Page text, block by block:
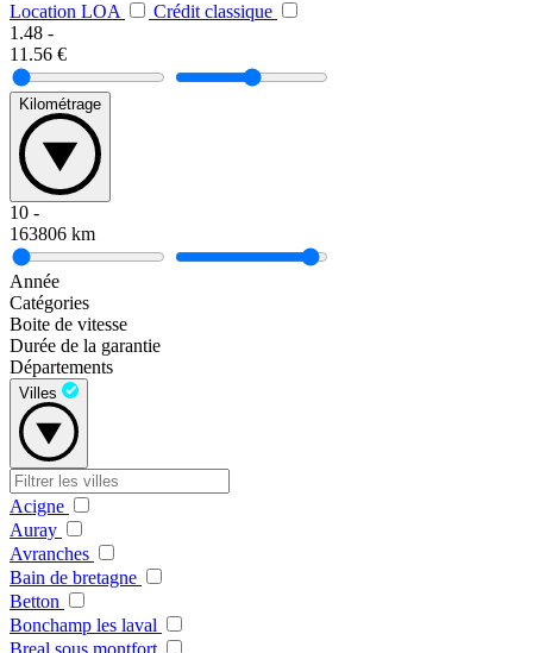
Location LOA
Crédit classique
1.48 -
11.56 €
Kilométrage
10 -
163806 km
Année
Catégories
Boite de vitesse
Durée de la garantie
Départements
Villes
Acigne
Auray
Avranches
Bain de bretagne
Betton
Bonchamp les laval